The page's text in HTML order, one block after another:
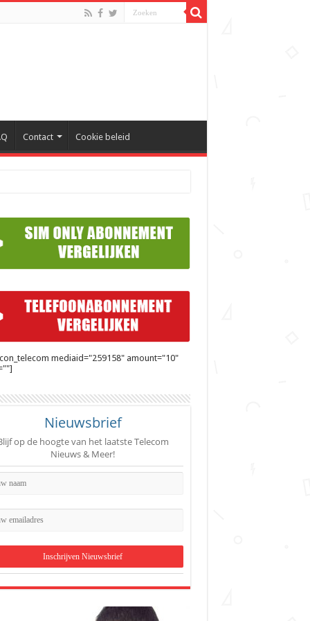
Contact Cookie beleid
mediaid="259158" amount="10"
Nieuwsbrief
op de hoogte van het laatste Telecom
Nieuws & Meer!